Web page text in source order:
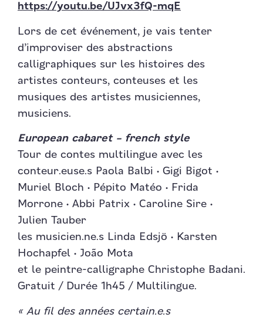
https://youtu.be/UJvx3fQ-mqE
Lors de cet événement, je vais tenter
d’improviser des abstractions
calligraphiques sur les histoires des
artistes conteurs, conteuses et les
musiques des artistes musiciennes,
musiciens.
European cabaret – french style
Tour de contes multilingue avec les
conteur.euse.s Paola Balbi • Gigi Bigot •
Muriel Bloch • Pépito Matéo • Frida
Morrone • Abbi Patrix • Caroline Sire •
Julien Tauber
les musicien.ne.s Linda Edsjö • Karsten
Hochapfel • João Mota
et le peintre-calligraphe Christophe Badani.
Gratuit / Durée 1h45 / Multilingue.
« Au fil des années certain.e.s